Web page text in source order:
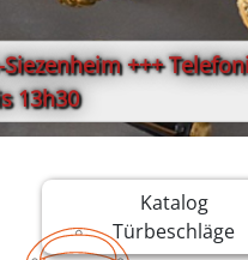
+++
13h30
Katalog
Türbeschläge